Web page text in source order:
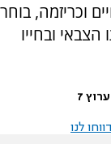
וכריזמה, בוחר
ובחייו
7
לנו